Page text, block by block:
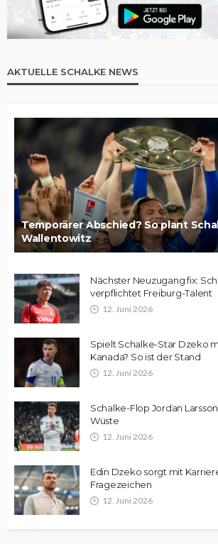
AKTUELLE SCHALKE NEWS
Temporärer Abschied? So plant
Wallentowitz
Nächster Neuzugang fix:
verpflichtet Freiburg-Talent
12. Juni 2026
Spielt Schalke-Star Dzeko
Kanada? So ist der Stand
12. Juni 2026
Schalke-Flop Jordan
Wüste
12. Juni 2026
Edin Dzeko sorgt mit
Fragezeichen
12. Juni 2026